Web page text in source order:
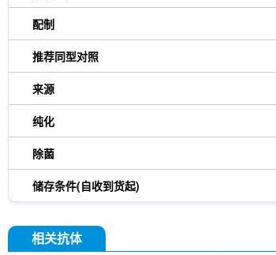
配制
推荐同型对照
来源
纯化
除菌
储存条件(自收到货起)
相关抗体